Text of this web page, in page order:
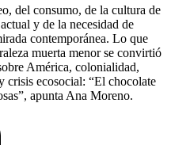
del consumo, de la cultura de
y de la necesidad de
contemporánea. Lo que
muerta menor se convirtió
América, colonialidad,
crisis ecosocial: “El chocolate
apunta Ana Moreno.